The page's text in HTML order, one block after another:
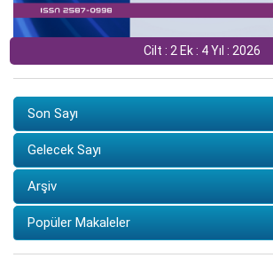
Cilt : 2 Ek : 4 Yıl : 2026
Son Sayı
Gelecek Sayı
Arşiv
Popüler Makaleler